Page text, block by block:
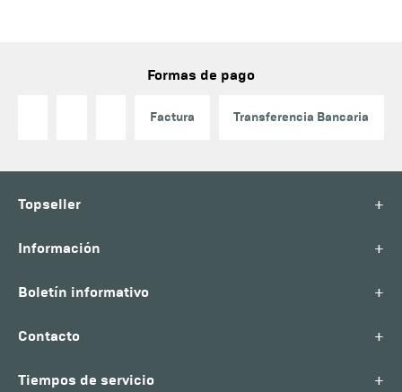
Formas de pago
Factura Transferencia Bancaria
Topseller +
Información +
Boletín informativo +
Contacto +
Tiempos de servicio +